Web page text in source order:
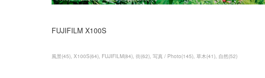
FUJIFILM X100S
風景(45) X100S(64) FUJIFILM(84) 街(62) 写真 / Photo(145) 草木(41) 自然(52)